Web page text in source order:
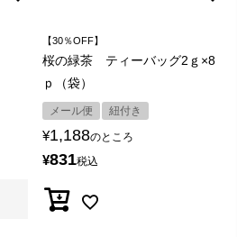
【30％OFF】
桜の緑茶 ティーバッグ2ｇ×8
ｐ（袋）
メール便 紐付き
¥1,188のところ
¥831税込